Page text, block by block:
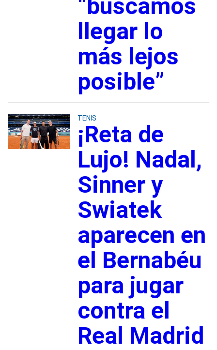
“buscamos
llegar lo
más lejos
posible”
TENIS
¡Reta de
Lujo! Nadal,
Sinner y
Swiatek
aparecen en
el Bernabéu
para jugar
contra el
Real Madrid